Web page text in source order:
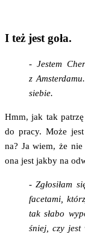
I też jest goła.
- Jestem
z
siebie.
Hmm, jak tak
do pra­cy. Może
na? Ja wiem, że
ona jest jak­by na
- Zgło­si­łam
face­ta­mi,
tak sła­bo
śniej, czy